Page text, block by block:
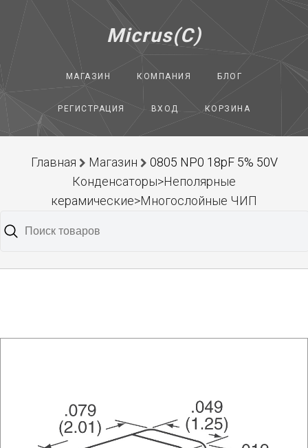
Micrus(C)
МАГАЗИН КОМПАНИЯ БЛОГ
РЕГИСТРАЦИЯ ВХОД КОРЗИНА
Главная Магазин
0805 NP0 18pF 5% 50V
Конденсаторы>Неполярные
керамические>Многослойные ЧИП